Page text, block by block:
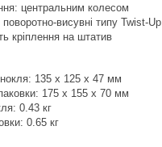
центральним колесом
висувні типу Twist-Up
кріплення на штатив
135 х 125 х 47 мм
175 x 155 x 70 мм
0.43 кг
0.65 кг